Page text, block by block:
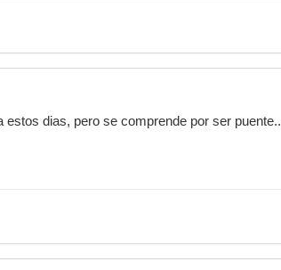
dias, pero se comprende por ser puente..